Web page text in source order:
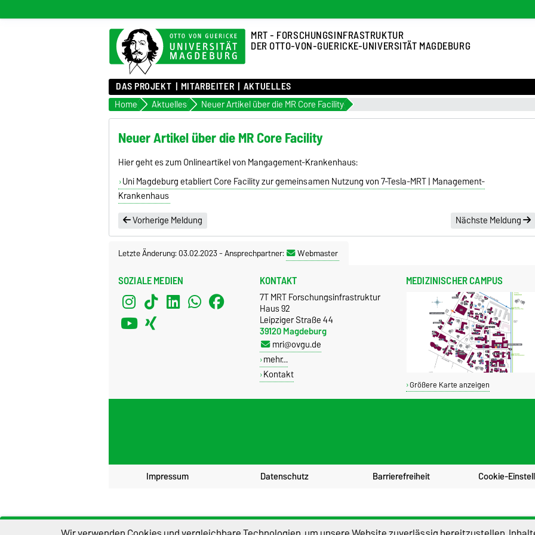
MRT - FORSCHUNGSINFRASTRUKTUR
DER OTTO-VON-GUERICKE-UNIVERSITÄT MAGDEBURG
DAS PROJEKT MITARBEITER AKTUELLES
Home Aktuelles Neuer Artikel über die MR Core Facility
Neuer Artikel über die MR Core Facility
Hier geht es zum Onlineartikel von Mangagement-Krankenhaus:
Uni Magdeburg etabliert Core Facility zur gemeinsamen Nutzung von 7-Tesla-MRT | Management-
Krankenhaus
Vorherige Meldung
Nächste Meldung
Letzte Änderung: 03.02.2023-Ansprechpartner: Webmaster
SOZIALE MEDIEN KONTAKT
7T MRT Forschungsinfrastruktur
Haus 92
Leipziger Straße 44
39120 Magdeburg
mri@ovgu.de
mehr…
Kontakt
MEDIZINISCHER CAMPUS
Größere Karte anzeigen
Impressum Datenschutz Barrierefreiheit Cookie-